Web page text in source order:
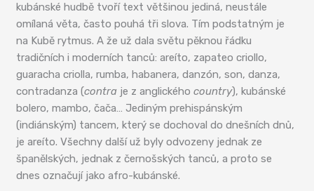
kubánské hudbě tvoří text většinou jediná, neustále
omílaná věta, často pouhá tři slova. Tím podstatným je
na Kubě rytmus. A že už dala světu pěknou řádku
tradičních i moderních tanců: areíto, zapateo criollo,
guaracha criolla, rumba, habanera, danzón, son, danza,
contradanza (contra je z anglickéhocountry), kubánské
bolero, mambo, čača… Jediným prehispánským
(indiánským) tancem, který se dochoval do dnešních dnů,
je areíto. Všechny další už byly odvozeny jednak ze
španělských, jednak z černošských tanců, a proto se
dnes označují jako afro-kubánské.